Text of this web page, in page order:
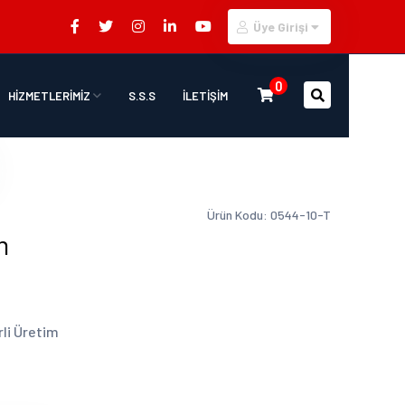
Üye Girişi
HİZMETLERİMİZ S.S.S İLETİŞİM
0
Ürün Kodu: 0544-10-T
Üretim